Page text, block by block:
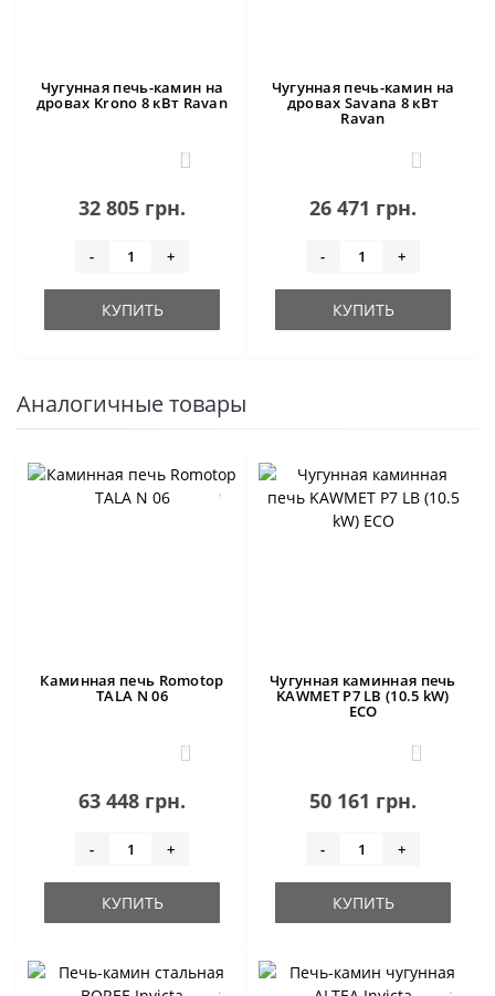
Чугунная печь-камин на
дровах Krono 8 кВт Ravan
0
32 805 грн.
- +
КУПИТЬ
Чугунная печь-камин на
дровах Savana 8 кВт
Ravan
0
26 471 грн.
- +
КУПИТЬ
Аналогичные товары
Каминная печь Romotop
TALA N 06
4
63 448 грн.
- +
КУПИТЬ
Чугунная каминная печь
KAWMET P7 LB (10.5 kW)
ECO
3
50 161 грн.
- +
КУПИТЬ